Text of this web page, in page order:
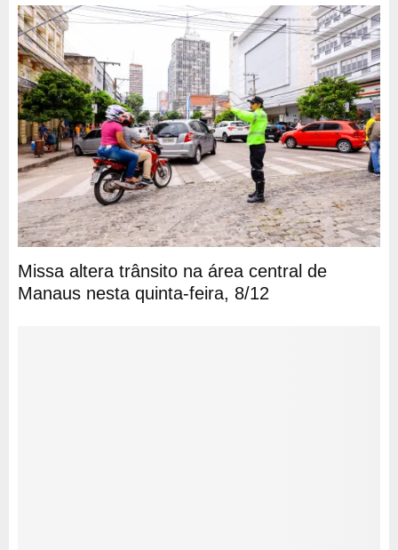
Missa altera trânsito na área central de
Manaus nesta quinta-feira, 8/12